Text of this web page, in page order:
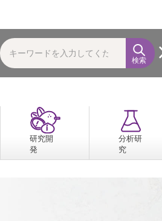
検索
研究開
発
分析研
究